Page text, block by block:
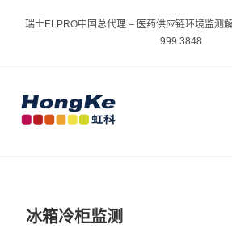
瑞士ELPRO中国总代理 – 医药供应链环境监测
999 3848
冰箱冷柜监测